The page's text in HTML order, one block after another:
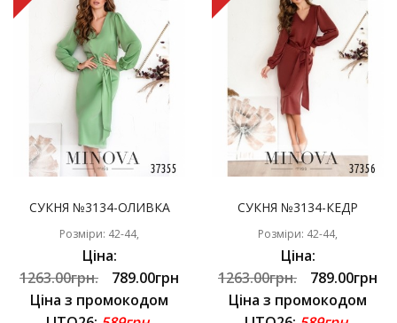
СУКНЯ №3134-ОЛИВКА
Розміри: 42-44,
Ціна:
1263.00грн.
789.00грн
Ціна з промокодом
СУКНЯ №3134-КЕДР
Розміри: 42-44,
Ціна:
1263.00грн.
789.00грн
Ціна з промокодом